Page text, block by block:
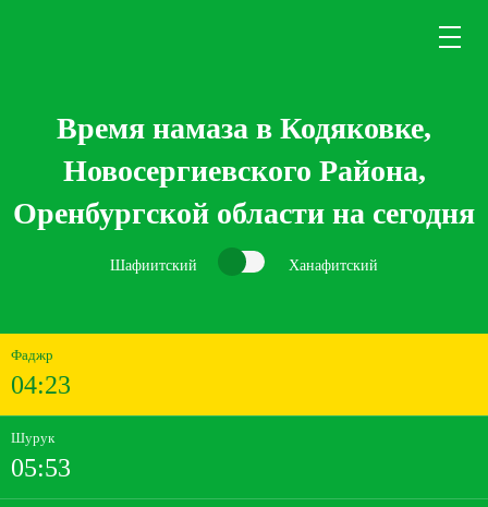
Время намаза в Кодяковке,
Новосергиевского Района,
Оренбургской области на сегодня
Шафиитский Ханафитский
Фаджр
04:23
Шурук
05:53